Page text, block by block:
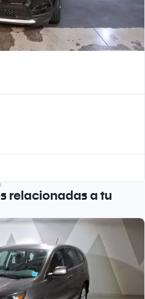
relacionadas a tu